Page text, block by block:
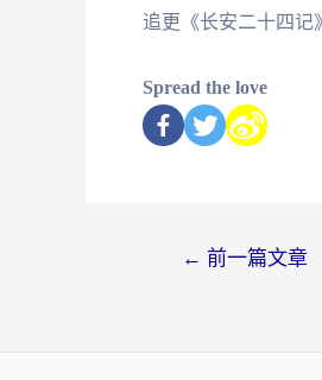
追更《长安二十四记
Spread the love
← 前一篇文章